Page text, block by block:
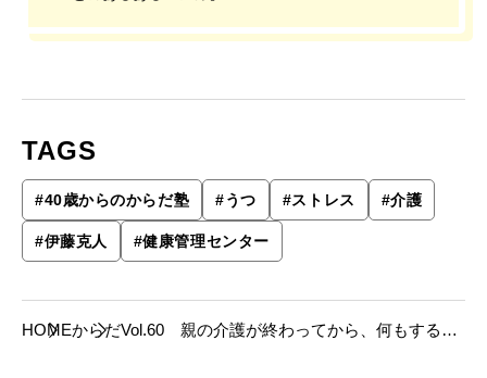
TAGS
#40歳からのからだ塾 #うつ #ストレス #介護
#伊藤克人 #健康管理センター
HOMEからだVol.60 親の介護が終わってから、何もする気